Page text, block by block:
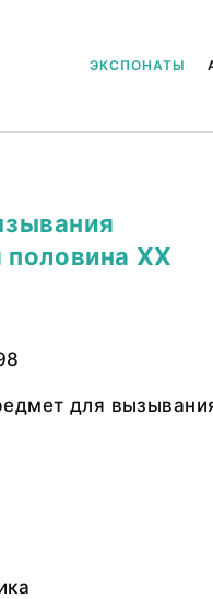
ЭКСПОНАТЫ
ХХ
для